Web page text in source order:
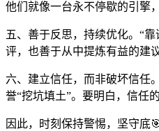
他们就像一台永不停歇的引擎
五、善于反思，持续优化。“
评，也善于从中提炼有益的建
六、建立信任，而非破坏信任
誉“挖坑填土”。要明白，信任
因此，时刻保持警惕，坚守底